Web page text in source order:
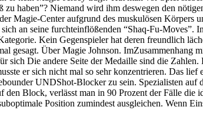
zu haben”? Niemand wird ihm deswegen den
Magie-Center aufgrund des muskulösen
an seine furchteinflößenden “Shaq-Fu-
Kein Gegenspieler hat deren freundlich
gesagt. Über Magie Johnson.
sich Die andere Seite der Medaille sind die
er sich nicht mal so sehr konzentrieren. Das
UNDShot-Blocker zu sein. Spezialisten
den Block, verlässt man in 90 Prozent der Fälle
Position zumindest ausgleichen. Wenn